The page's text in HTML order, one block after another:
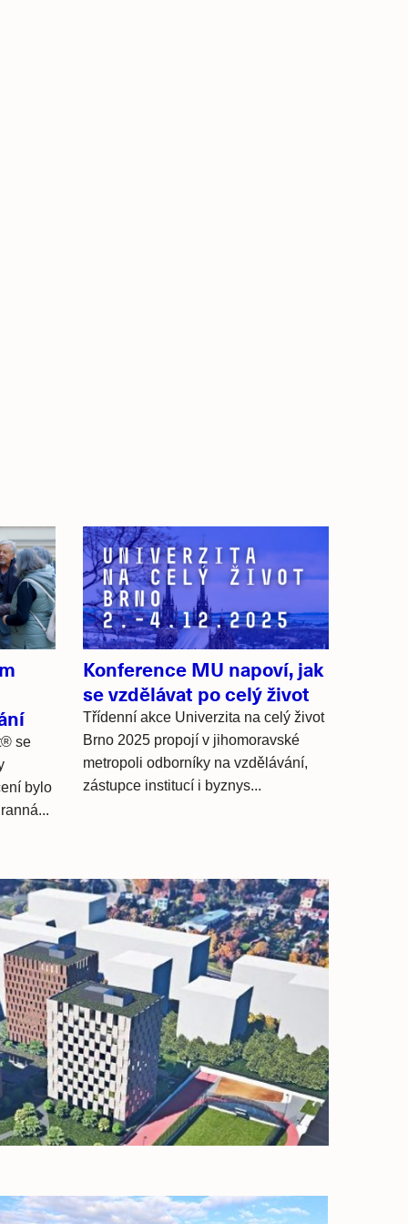
se
bylo
Konference MU napoví, jak
se vzdělávat po celý život
Třídenní akce Univerzita na celý život
Brno 2025 propojí v jihomoravské
metropoli odborníky na vzdělávání,
zástupce institucí i byznys...